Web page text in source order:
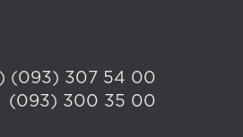
(093) 307 54 00
(093) 300 35 00